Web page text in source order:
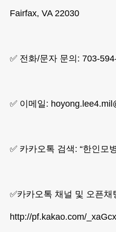
Fairfax, VA 22030
✅ 전화/문자 문의: 703-
✅ 이메일:
✅ 카카오톡 검색: “한인모
✅카카오톡 채널 및 오픈채
http://pf.kakao.com/